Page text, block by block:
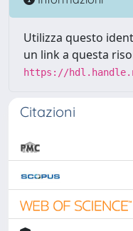
Utilizza questo
un link a questa
https://
Citazioni